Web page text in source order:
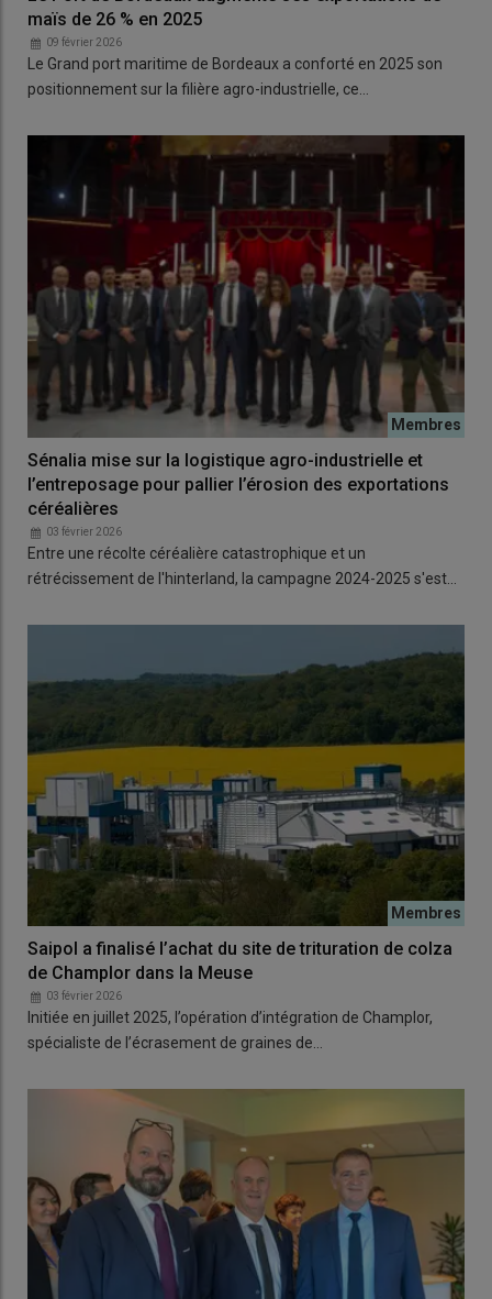
maïs de 26 % en 2025
09 février 2026
Le Grand port maritime de Bordeaux a conforté en 2025 son
positionnement sur la filière agro-industrielle, ce…
Sénalia mise sur la logistique agro-industrielle et
l’entreposage pour pallier l’érosion des exportations
céréalières
03 février 2026
Entre une récolte céréalière catastrophique et un
rétrécissement de l'hinterland, la campagne 2024-2025 s'est…
Saipol a finalisé l’achat du site de trituration de colza
de Champlor dans la Meuse
03 février 2026
Initiée en juillet 2025, l’opération d’intégration de Champlor,
spécialiste de l’écrasement de graines de…